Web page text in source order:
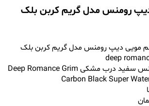
رومنس مدل گریم کربن بلک
مویی دیپ رومنس مدل گریم کربن بلک
سفید درب مشکی Deep Romance Grim
Carbon Black Super